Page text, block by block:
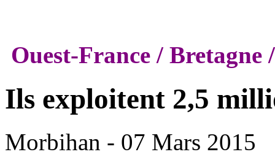
Ouest-France / Bretagne
Ils exploitent 2,5
Morbihan - 07 Mars 2015